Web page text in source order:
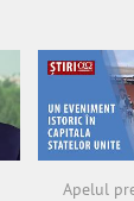
Apelul